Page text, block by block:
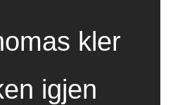
kler
igjen